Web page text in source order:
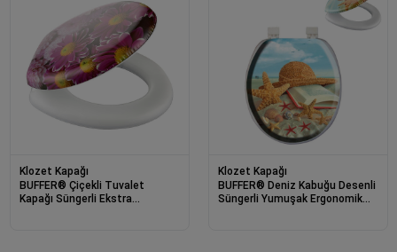
Klozet Kapağı
BUFFER® Çiçekli Tuvalet
Kapağı Süngerli Ekstra
Klozet Kapağı
BUFFER® Deniz Kabuğu Desenli
Süngerli Yumuşak Ergonomik